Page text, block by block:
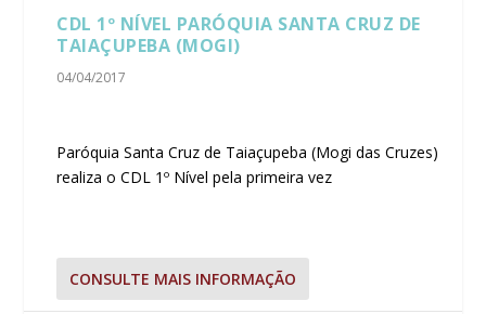
CDL 1º NÍVEL PARÓQUIA SANTA CRUZ DE
TAIAÇUPEBA (MOGI)
04/04/2017
Paróquia Santa Cruz de Taiaçupeba (Mogi das Cruzes)
realiza o CDL 1º Nível pela primeira vez
CONSULTE MAIS INFORMAÇÃO